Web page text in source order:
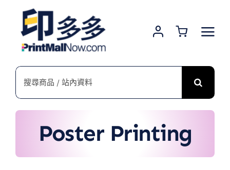
content
搜
Poster Printing